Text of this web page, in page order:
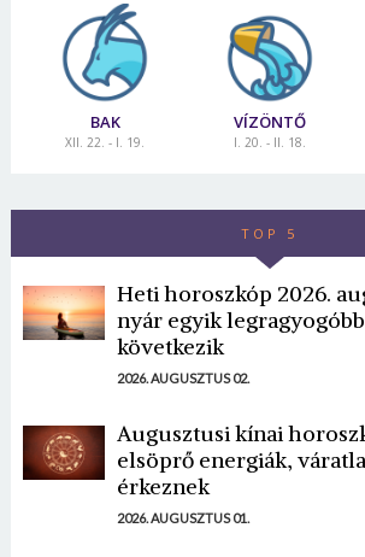
BAK
XII. 22. - I. 19.
VÍZÖNTŐ
I. 20. - II. 18.
TOP 5
Heti horoszkóp 2026.
nyár egyik
következik
2026. AUGUSZTUS 02.
Augusztusi kínai
elsöprő energiák,
érkeznek
2026. AUGUSZTUS 01.
Borsonline
E-mail cím vagy felhasználónév
Mégse